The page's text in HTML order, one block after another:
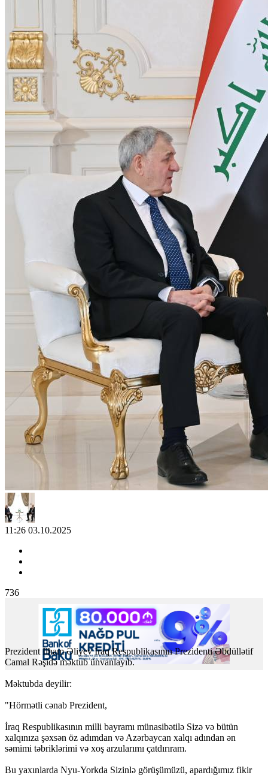
11:26 03.10.2025
736
Prezident İlham Əliyev İraq Respublikasının Prezidenti Əbdüllətif
Camal Rəşidə məktub ünvanlayıb.
Məktubda deyilir:
"Hörmətli cənab Prezident,
İraq Respublikasının milli bayramı münasibətilə Sizə və bütün
xalqınıza şəxsən öz adımdan və Azərbaycan xalqı adından ən
səmimi təbriklərimi və xoş arzularımı çatdırıram.
Bu yaxınlarda Nyu-Yorkda Sizinlə görüşümüzü, apardığımız fikir